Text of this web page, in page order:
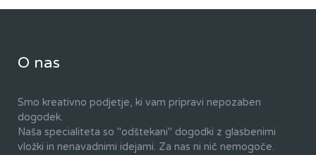
O nas
Smo kreativno podjetje, ki vam pripravi nepozaben
dogodek.
Naša specialiteta so "odštekani" dogodki z glasbenimi
vložki in nenavadnimi idejami. Za nas ni nič nemogoče.